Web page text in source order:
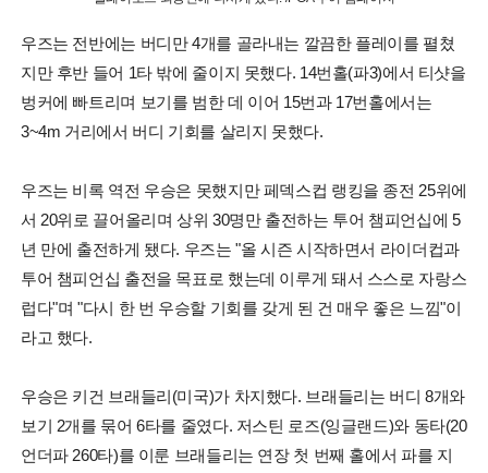
우즈는 전반에는 버디만 4개를 골라내는 깔끔한 플레이를 펼쳤
지만 후반 들어 1타 밖에 줄이지 못했다. 14번홀(파3)에서 티샷을
벙커에 빠트리며 보기를 범한 데 이어 15번과 17번홀에서는
3~4m 거리에서 버디 기회를 살리지 못했다.
우즈는 비록 역전 우승은 못했지만 페덱스컵 랭킹을 종전 25위에
서 20위로 끌어올리며 상위 30명만 출전하는 투어 챔피언십에 5
년 만에 출전하게 됐다. 우즈는 "올 시즌 시작하면서 라이더컵과
투어 챔피언십 출전을 목표로 했는데 이루게 돼서 스스로 자랑스
럽다"며 "다시 한 번 우승할 기회를 갖게 된 건 매우 좋은 느낌"이
라고 했다.
우승은 키건 브래들리(미국)가 차지했다. 브래들리는 버디 8개와
보기 2개를 묶어 6타를 줄였다. 저스틴 로즈(잉글랜드)와 동타(20
언더파 260타)를 이룬 브래들리는 연장 첫 번째 홀에서 파를 지